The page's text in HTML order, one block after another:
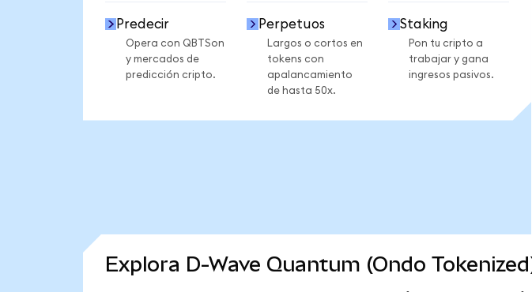
Predecir
Opera con QBTSon
y mercados de
predicción cripto.
Perpetuos
Largos o cortos en
tokens con
apalancamiento
de hasta 50x.
Staking
Pon tu cripto a
trabajar y gana
ingresos pasivos.
Explora D-Wave Quantum (Ondo